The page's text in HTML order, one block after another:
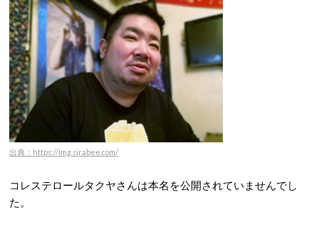
出典：https://img.sirabee.com/
コレステロールタクヤさんは本名を公開されていませんでし
た。